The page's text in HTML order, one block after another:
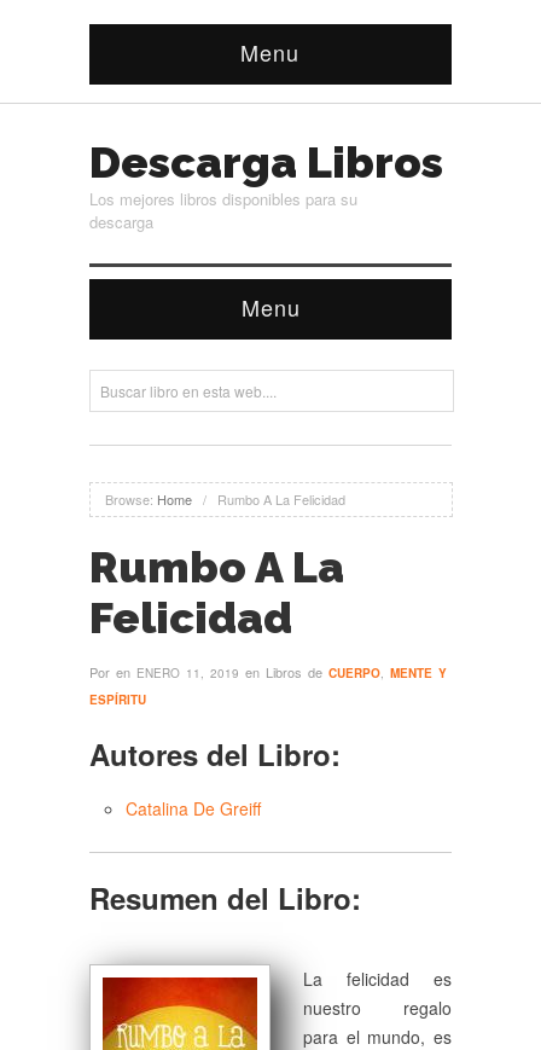
Menu
Descarga Libros
Los mejores libros disponibles para su
descarga
Menu
Browse: Home / Rumbo A La Felicidad
Rumbo A La
Felicidad
Por en ENERO 11, 2019 en Libros de CUERPO, MENTE Y
ESPÍRITU
Autores del Libro:
Catalina De Greiff
Resumen del Libro:
La felicidad es
nuestro regalo
para el mundo, es